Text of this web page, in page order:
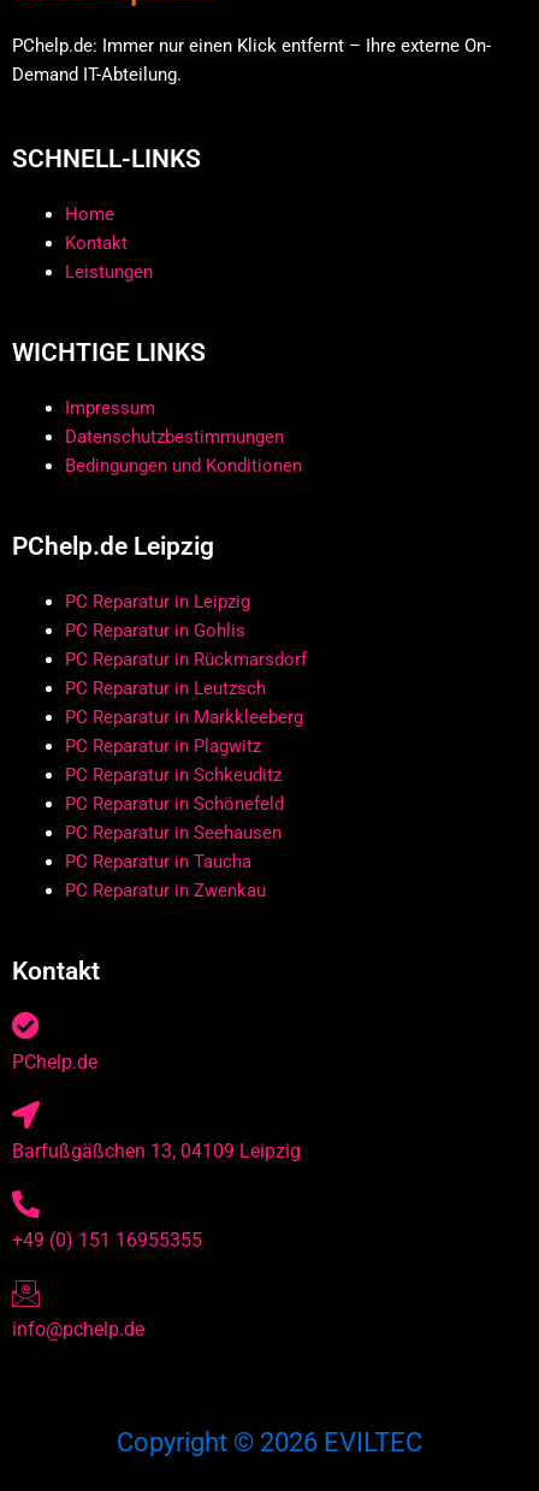
PChelp.de: Immer nur einen Klick entfernt – Ihre externe On-
Demand IT-Abteilung.
SCHNELL-LINKS
Home
Kontakt
Leistungen
WICHTIGE LINKS
Impressum
Datenschutzbestimmungen
Bedingungen und Konditionen
PChelp.de Leipzig
PC Reparatur in Leipzig
PC Reparatur in Gohlis
PC Reparatur in Rückmarsdorf
PC Reparatur in Leutzsch
PC Reparatur in Markkleeberg
PC Reparatur in Plagwitz
PC Reparatur in Schkeuditz
PC Reparatur in Schönefeld
PC Reparatur in Seehausen
PC Reparatur in Taucha
PC Reparatur in Zwenkau
Kontakt
PChelp.de
Barfußgäßchen 13, 04109 Leipzig
+49 (0) 151 16955355
info@pchelp.de
Copyright © 2026 EVILTEC